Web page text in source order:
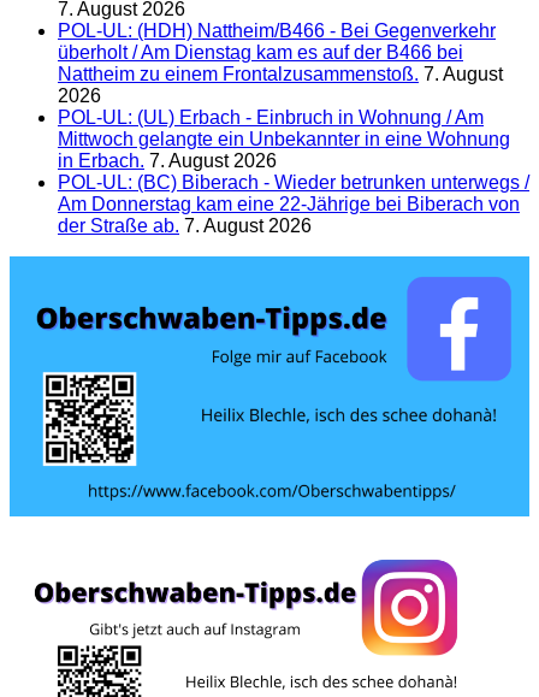
7. August 2026
POL-UL: (HDH) Nattheim/B466 - Bei Gegenverkehr
überholt / Am Dienstag kam es auf der B466 bei
Nattheim zu einem Frontalzusammenstoß. 7. August
2026
POL-UL: (UL) Erbach - Einbruch in Wohnung / Am
Mittwoch gelangte ein Unbekannter in eine Wohnung
in Erbach. 7. August 2026
POL-UL: (BC) Biberach - Wieder betrunken unterwegs /
Am Donnerstag kam eine 22-Jährige bei Biberach von
der Straße ab. 7. August 2026